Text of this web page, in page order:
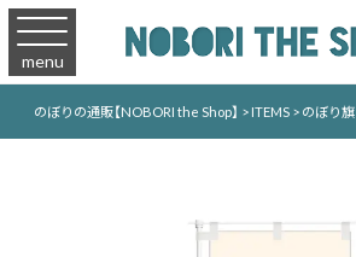
menu
のぼりの通販【NOBORI the Shop】 >ITEMS>のぼり旗